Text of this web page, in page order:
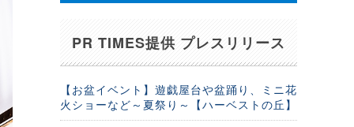
PR TIMES提供 プレスリリース
【お盆イベント】遊戯屋台や盆踊り、ミニ花
火ショーなど～夏祭り～【ハーベストの丘】